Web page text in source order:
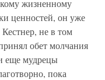
жизненному
ценностей, он уже
не в том
обет молчания
еще мудрецы
пока